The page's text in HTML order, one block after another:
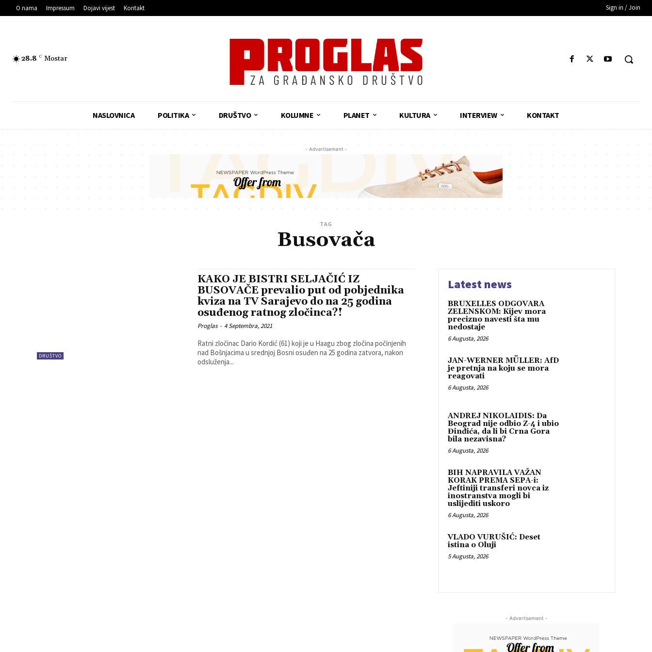
O nama Impressum Dojavi vijest Kontakt Sign in / Join
28.8 C Mostar
NASLOVNICA POLITIKA DRUŠTVO KOLUMNE PLANET KULTURA INTERVIEW KONTAKT
- Advertisement -
TAG
Busovača
DRUŠTVO
KAKO JE BISTRI SELJAČIĆ IZ
BUSOVAČE prevalio put od pobjednika
kviza na TV Sarajevo do na 25 godina
osuđenog ratnog zločinca?!
Proglas - 4 Septembra, 2021
Ratni zločinac Dario Kordić (61) koji je u Haagu zbog zločina počinjenih
nad Bošnjacima u srednjoj Bosni osuđen na 25 godina zatvora, nakon
odsluženja...
Latest news
BRUXELLES ODGOVARA
ZELENSKOM: Kijev mora
precizno navesti šta mu
nedostaje
6 Augusta, 2026
JAN-WERNER MÜLLER: AfD
je pretnja na koju se mora
reagovati
6 Augusta, 2026
ANDREJ NIKOLAIDIS: Da
Beograd nije odbio Z-4 i ubio
Đinđića, da li bi Crna Gora
bila nezavisna?
6 Augusta, 2026
BIH NAPRAVILA VAŽAN
KORAK PREMA SEPA-i:
Jeftiniji transferi novca iz
inostranstva mogli bi
uslijediti uskoro
6 Augusta, 2026
VLADO VURUŠIĆ: Deset
istina o Oluji
5 Augusta, 2026
- Advertisement -